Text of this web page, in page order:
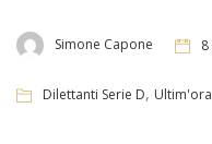
Simone Capone
Dilettanti Serie D, Ultim'ora